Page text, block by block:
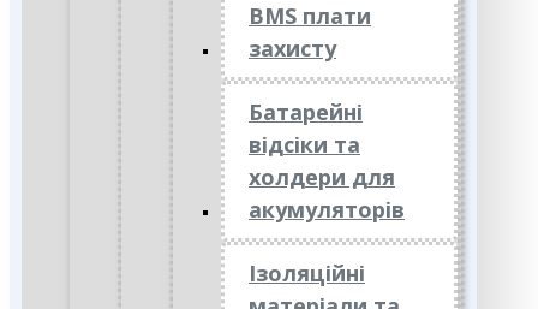
BMS плати
захисту
Батарейні
відсіки та
холдери для
акумуляторів
Ізоляційні